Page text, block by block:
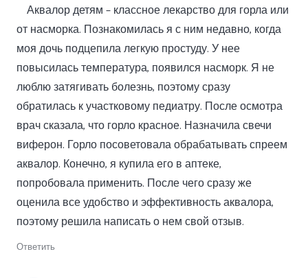
Аквалор детям – классное лекарство для горла или
от насморка. Познакомилась я с ним недавно, когда
моя дочь подцепила легкую простуду. У нее
повысилась температура, появился насморк. Я не
люблю затягивать болезнь, поэтому сразу
обратилась к участковому педиатру. После осмотра
врач сказала, что горло красное. Назначила свечи
виферон. Горло посоветовала обрабатывать спреем
аквалор. Конечно, я купила его в аптеке,
попробовала применить. После чего сразу же
оценила все удобство и эффективность аквалора,
поэтому решила написать о нем свой отзыв.
Ответить